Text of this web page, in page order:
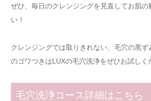
ぜひ、毎日のクレンジングを見直してお肌の
い！
クレンジングでは取りきれない、毛穴の黒
のゴワつきはLUXの毛穴洗浄をぜひお試しく
毛穴洗浄コース詳細はこちら